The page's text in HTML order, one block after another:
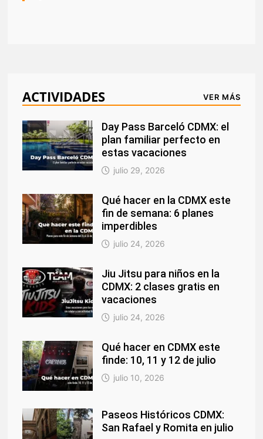
ACTIVIDADES VER MÁS
Day Pass Barceló CDMX: el
plan familiar perfecto en
estas vacaciones
julio 29, 2026
Qué hacer en la CDMX este
fin de semana: 6 planes
imperdibles
julio 24, 2026
Jiu Jitsu para niños en la
CDMX: 2 clases gratis en
vacaciones
julio 24, 2026
Qué hacer en CDMX este
finde: 10, 11 y 12 de julio
julio 10, 2026
Paseos Históricos CDMX:
San Rafael y Romita en julio